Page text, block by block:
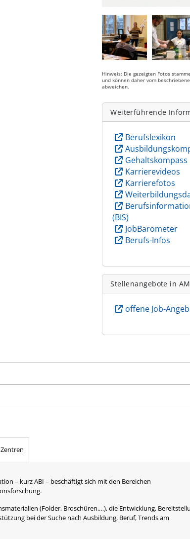
Hinweis: Die gezeigten Fotos
und können daher vom
abweichen.
Weiterführende
Berufslexikon
Gehaltskompass
Karrierevideos
Karrierefotos
(BIS)
JobBarometer
Berufs-Infos
Stellenangebote in
offene Job-
– kurz ABI – beschäftigt sich mit den Bereichen
(Folder, Broschüren,…), die Entwicklung,
bei der Suche nach Ausbildung, Beruf, Trends am